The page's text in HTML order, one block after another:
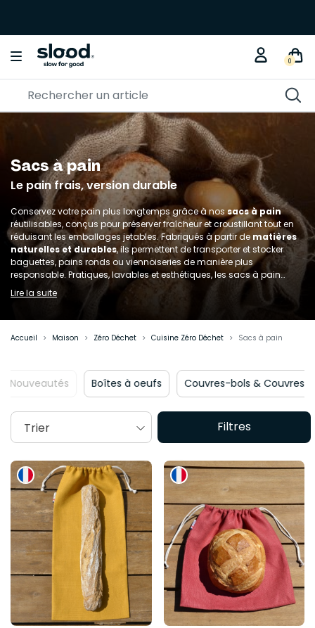
0
Sacs à pain
Le pain frais, version durable
Conservez votre pain plus longtemps grâce à nossacs à pain
réutilisables, conçus pour préserver fraîcheur et croustillant tout en
réduisant les emballages jetables. Fabriqués à partir de matières
naturelles et durables, ils permettent de transporter et stocker
baguettes, pains ronds ou viennoiseries de manière plus
responsable. Pratiques, lavables et esthétiques, les sacs à pain
s’intègrent parfaitement dans une démarche
zéro déchet
et
remplacent avantageusement les sachets en papier ou plastique à
Lire la suite
Accueil Maison Zéro Déchet Cuisine Zéro Déchet Sacs à pain
Nouveautés Boîtes à oeufs Couvres-bols &
Filtres
Trier